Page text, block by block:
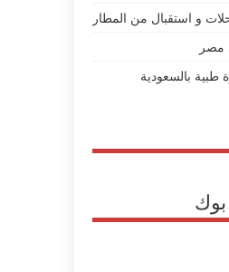
و استقبال من المطار
مصر
بالسعودية